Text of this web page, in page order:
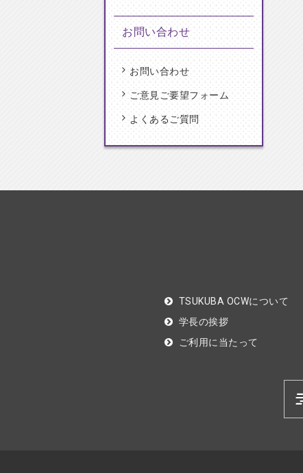
お問い合わせ
お問い合わせ
ご意見ご要望フォーム
よくあるご質問
TSUKUBA OCWについて
学長の挨拶
ご利用に当たって